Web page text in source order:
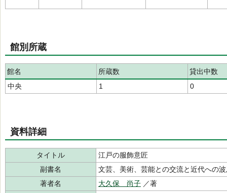
館別所蔵
館名 所蔵数
貸出中数
中央
1 0
資料詳細
タイトル
江戸の服飾意匠
副書名
文芸、美術、芸能との交流と近代への
著者名
大久保 尚子 ／著